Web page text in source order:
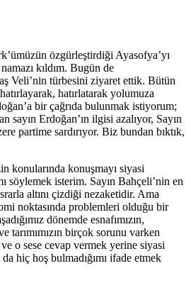
özgürleştirdiği Ayasofya’yı
kıldım. Bugün de
Veli’nin türbesini ziyaret ettik. Bütün
hatırlatarak yolumuza
bir çağrıda bulunmak istiyorum;
sayın Erdoğan’ın ilgisi azalıyor, Sayın
partime sardırıyor. Biz bundan bıktık,
konularında konuşmayı siyasi
söylemek isterim. Sayın Bahçeli’nin en
altını çizdiği nezaketidir. Ama
noktasında problemleri olduğu bir
dönemde esnafımızın,
tarımımızın birçok sorunu varken
o sese cevap vermek yerine siyasi
hiç hoş bulmadığımı ifade etmek